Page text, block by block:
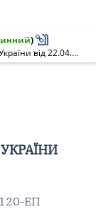
)
На виконання доручення Кабінету Міністрів України від 22.04.2008 N 22900/1/1-08
ЕП